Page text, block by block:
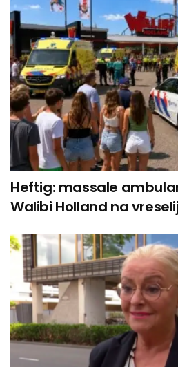
Heftig: massale
Walibi Holland na